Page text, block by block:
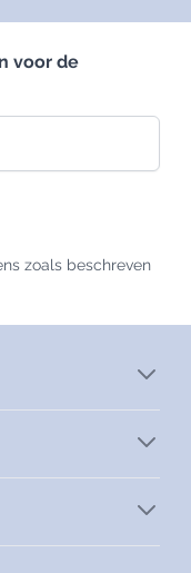
voor de
zoals beschreven